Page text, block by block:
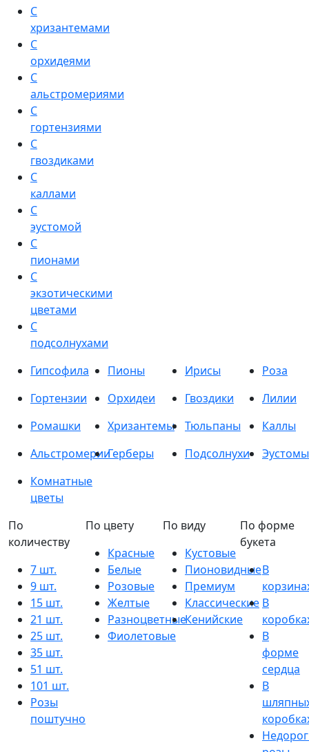
С
хризантемами
С
орхидеями
С
альстромериями
С
гортензиями
С
гвоздиками
С
каллами
С
эустомой
С
пионами
С
экзотическими
цветами
С
подсолнухами
Гипсофила
Пионы Ирисы
Роза
Гортензии
Орхидеи Гвоздики
Лилии
Ромашки
Хризантемы Тюльпаны
Каллы
АльстромерииГерберы Подсолнухи
Эустомы
Комнатные
цветы
По
количеству
7 шт.
9 шт.
15 шт.
21 шт.
25 шт.
35 шт.
51 шт.
101 шт.
Розы
поштучно
По цвету
Красные
Белые
Розовые
Желтые
Разноцветные
Фиолетовые
По виду
Кустовые
Пионовидные
Премиум
Классические
Кенийские
По форме
букета
В
В
В
форме
сердца
В